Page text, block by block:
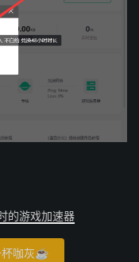
的游戏加速器
咖灰☕